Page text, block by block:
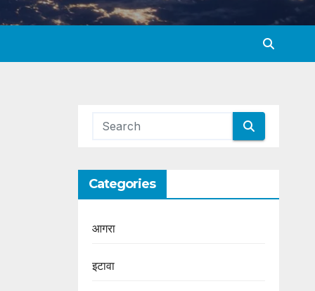
Categories
आगरा
इटावा